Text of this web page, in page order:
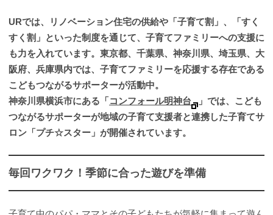
URでは、リノベーション住宅の供給や「子育て割」、「すく
すく割」といった制度を通じて、子育てファミリーへの支援に
も力を入れています。東京都、千葉県、神奈川県、埼玉県、大
阪府、兵庫県内では、子育てファミリーを応援する存在である
こどもつながるサポーターが活動中。
神奈川県横浜市にある「コンフォール明神台
」では、こども
つながるサポーターが地域の子育て支援者と連携した子育てサ
ロン「プチ☆スター」が開催されています。
毎回ワクワク！季節に合った遊びを準備